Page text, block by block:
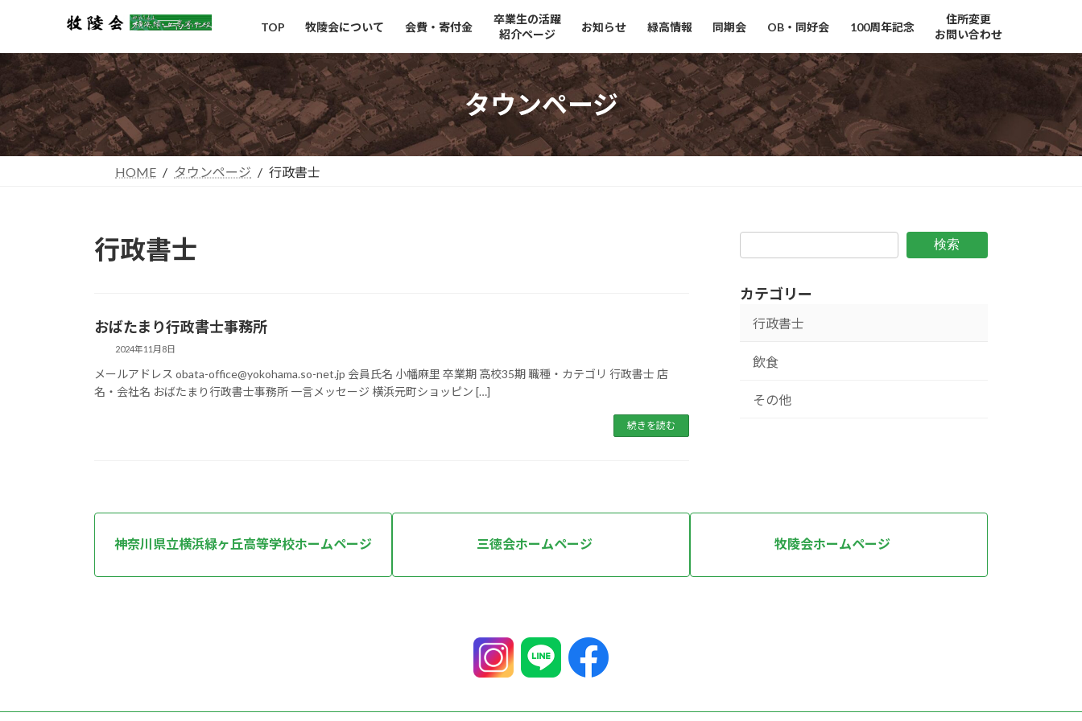
ン
へ
ス
キ
ー
ョ
ン
に
TOP 牧陵会について 会費・寄付金
卒業生の活躍
紹介ページ
お知らせ 緑高情報 同期会 OB・同好会 100周年記念
住所変更
お問い合わせ
タウンページ
HOME タウンページ 行政書士
行政書士
おばたまり行政書士事務所
2024年11月8日
メールアドレス obata-office@yokohama.so-net.jp 会員氏名 小幡麻里 卒業期 高校35期 職種・カテゴリ 行政書士 店
名・会社名 おばたまり行政書士事務所 一言メッセージ 横浜元町ショッピン […]
続きを読む
検索
カテゴリー
行政書士
飲食
その他
神奈川県立横浜緑ヶ丘高等学校ホームページ 三徳会ホームページ 牧陵会ホームページ